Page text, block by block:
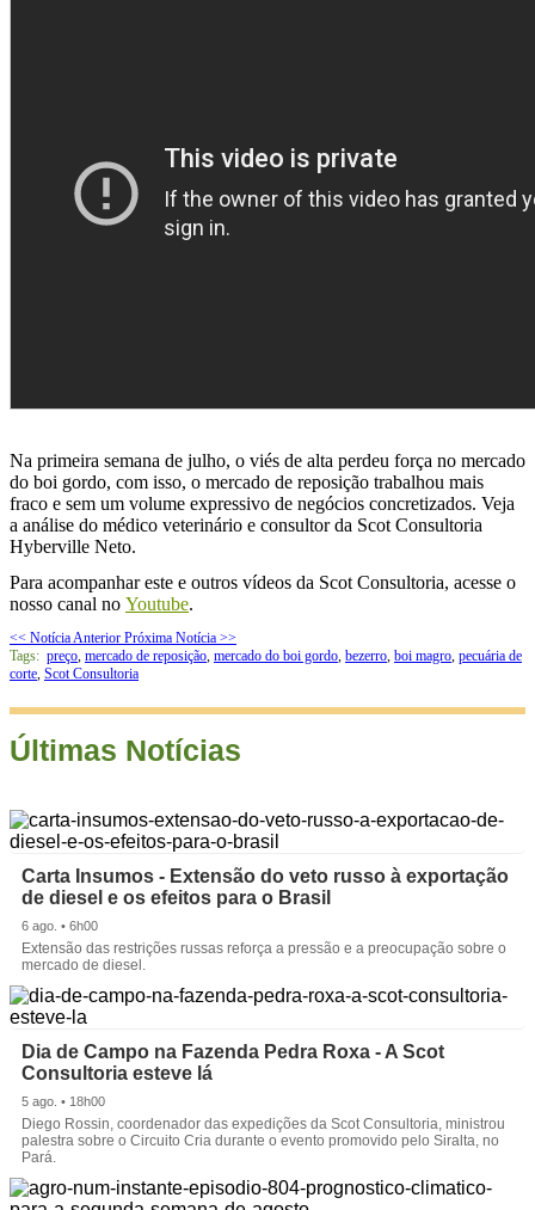
Na primeira semana de julho, o viés de alta perdeu força no mercado
do boi gordo, com isso, o mercado de reposição trabalhou mais
fraco e sem um volume expressivo de negócios concretizados. Veja
a análise do médico veterinário e consultor da Scot Consultoria
Hyberville Neto.
Para acompanhar este e outros vídeos da Scot Consultoria, acesse o
nosso canal no Youtube.
<< Notícia Anterior Próxima Notícia >>
Tags: preço, mercado de reposição, mercado do boi gordo, bezerro, boi magro, pecuária de
corte, Scot Consultoria
Últimas Notícias
Carta Insumos - Extensão do veto russo à exportação
de diesel e os efeitos para o Brasil
6 ago. • 6h00
Extensão das restrições russas reforça a pressão e a preocupação sobre o
mercado de diesel.
Dia de Campo na Fazenda Pedra Roxa - A Scot
Consultoria esteve lá
5 ago. • 18h00
Diego Rossin, coordenador das expedições da Scot Consultoria, ministrou
palestra sobre o Circuito Cria durante o evento promovido pelo Siralta, no
Pará.